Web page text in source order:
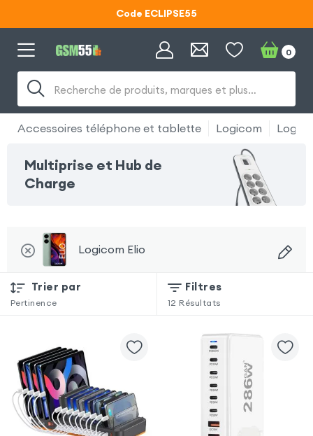
Code ECLIPSE55
Recherche de produits, marques et plus…
0
Accessoires téléphone et tablette Logicom
Multiprise et Hub de
Charge
Logicom Elio
Trier par
Pertinence
Filtres
12 Résultats